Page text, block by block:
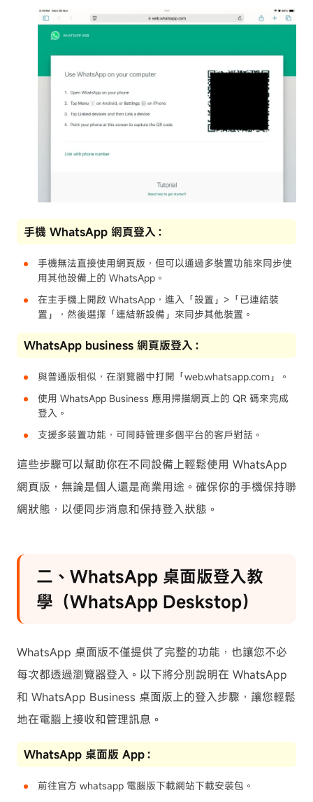
手機 WhatsApp 網頁登入：
手機無法直接使用網頁版，但可以通過多裝置功能來同步使
用其他設備上的 WhatsApp。
在主手機上開啟 WhatsApp，進入「設置」>「已連結裝
置」，然後選擇「連結新設備」來同步其他裝置。
WhatsApp business 網頁版登入：
與普通版相似，在瀏覽器中打開「web.whatsapp.com」。
使用 WhatsApp Business 應用掃描網頁上的 QR 碼來完成
登入。
支援多裝置功能，可同時管理多個平台的客戶對話。
這些步驟可以幫助你在不同設備上輕鬆使用 WhatsApp
網頁版，無論是個人還是商業用途。確保你的手機保持聯
網狀態，以便同步消息和保持登入狀態。
二、WhatsApp 桌面版登入教
學（WhatsApp Deskstop）
WhatsApp 桌面版不僅提供了完整的功能，也讓您不必
每次都透過瀏覽器登入。以下將分別說明在 WhatsApp
和 WhatsApp Business 桌面版上的登入步驟，讓您輕鬆
地在電腦上接收和管理訊息。
WhatsApp 桌面版 App：
前往官方 whatsapp 電腦版下載網站下載安裝包。